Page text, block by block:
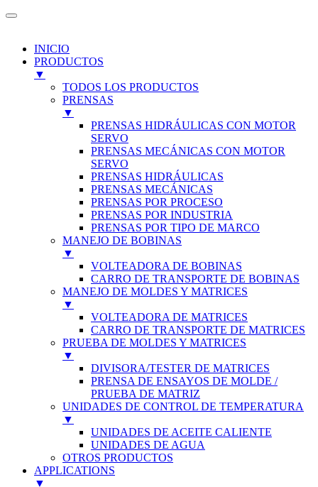
INICIO
PRODUCTOS
▼
TODOS LOS PRODUCTOS
PRENSAS
▼
PRENSAS HIDRÁULICAS CON MOTOR
SERVO
PRENSAS MECÁNICAS CON MOTOR
SERVO
PRENSAS HIDRÁULICAS
PRENSAS MECÁNICAS
PRENSAS POR PROCESO
PRENSAS POR INDUSTRIA
PRENSAS POR TIPO DE MARCO
MANEJO DE BOBINAS
▼
VOLTEADORA DE BOBINAS
CARRO DE TRANSPORTE DE BOBINAS
MANEJO DE MOLDES Y MATRICES
▼
VOLTEADORA DE MATRICES
CARRO DE TRANSPORTE DE MATRICES
PRUEBA DE MOLDES Y MATRICES
▼
DIVISORA/TESTER DE MATRICES
PRENSA DE ENSAYOS DE MOLDE /
PRUEBA DE MATRIZ
UNIDADES DE CONTROL DE TEMPERATURA
▼
UNIDADES DE ACEITE CALIENTE
UNIDADES DE AGUA
OTROS PRODUCTOS
APPLICATIONS
▼